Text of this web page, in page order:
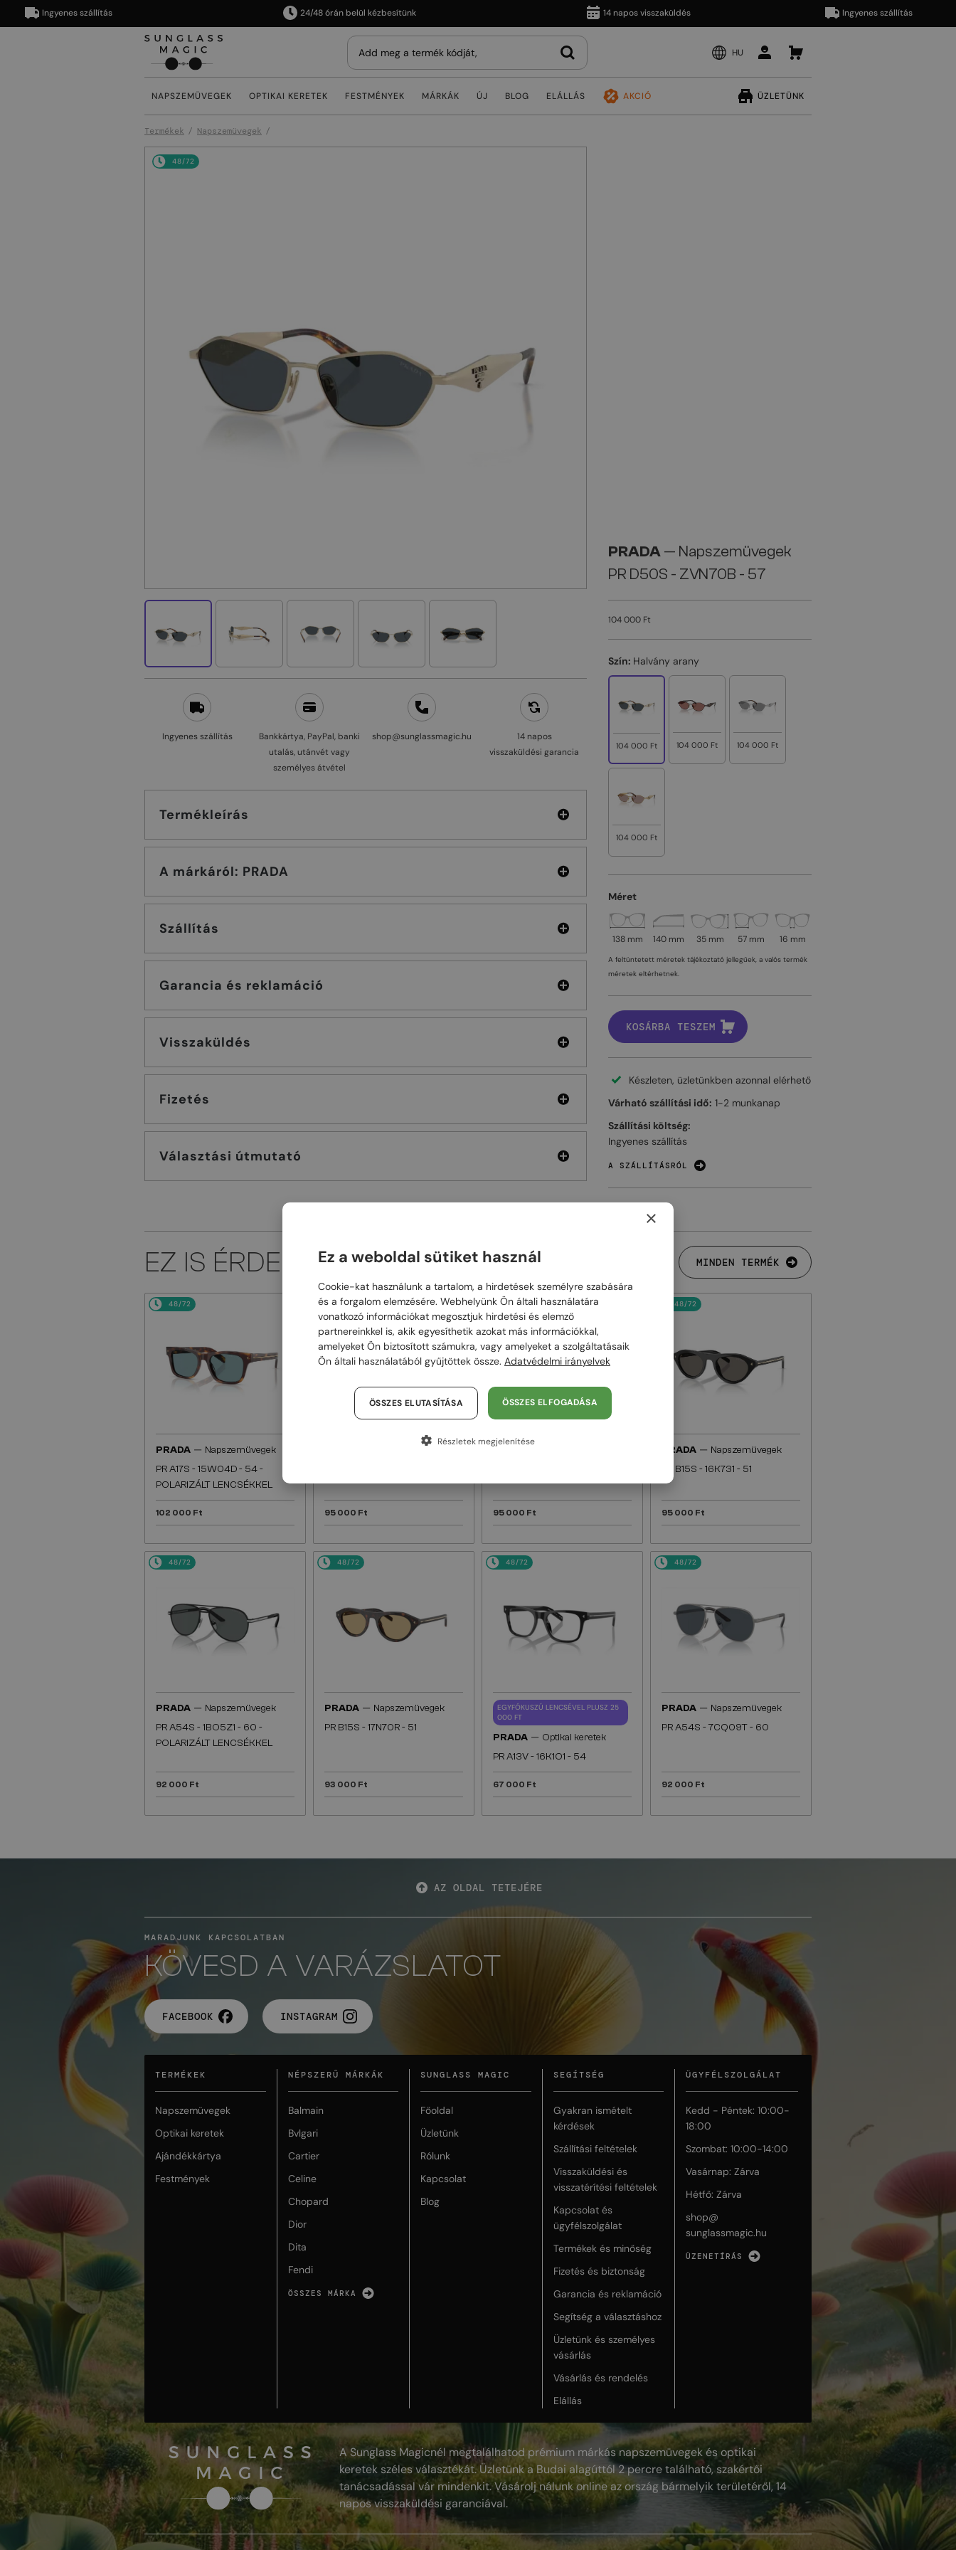
Ingyenes szállítás 24/48 órán belül kézbesítünk 14 napos visszaküldés Ingyenes szállítás
HU
NAPSZEMÜVEGEK OPTIKAI KERETEK FESTMÉNYEK MÁRKÁK ÚJ BLOG ELÁLLÁS AKCIÓ ÜZLETÜNK
Termékek Napszemüvegek
48/72
Ingyenes szállítás
Bankkártya, PayPal, banki
utalás, utánvét vagy
személyes átvétel
shop@sunglassmagic.hu
14 napos
visszaküldési garancia
Termékleírás
A márkáról: PRADA
Szállítás
Garancia és reklamáció
Visszaküldés
Fizetés
Választási útmutató
PRADA— Napszemüvegek
PR D50S - ZVN70B - 57
104 000 Ft
Szín: Halvány arany
104 000 Ft 104 000 Ft 104 000 Ft
104 000 Ft
Méret
138 mm 140 mm 35 mm 57 mm 16 mm
A feltüntetett méretek tájékoztató jellegűek, a valós termék
méretek eltérhetnek.
KOSÁRBA TESZEM
Készleten, üzletünkben azonnal elérhető
Várható szállítási idő: 1-2 munkanap
Szállítási költség:
Ingyenes szállítás
A SZÁLLÍTÁSRÓL
EZ IS ÉRDEKELHET MINDEN TERMÉK
48/72
PRADA — Napszemüvegek
PR A17S - 15W04D - 54 -
POLARIZÁLT LENCSÉKKEL
102 000 Ft
48/72
95 000 Ft
48/72
PRADA
95 000 Ft
48/72
PRADA — Napszemüvegek
PR B15S - 16K731 - 51
95 000 Ft
48/72
PRADA — Napszemüvegek
PR A54S - 1BO5Z1 - 60 -
POLARIZÁLT LENCSÉKKEL
92 000 Ft
48/72
PRADA — Napszemüvegek
PR B15S - 17N70R - 51
93 000 Ft
48/72
EGYFÓKUSZÚ LENCSÉVEL PLUSZ 25
000 FT
PRADA — Optikai keretek
PR A13V - 16K1O1 - 54
67 000 Ft
48/72
PRADA — Napszemüvegek
PR A54S - 7CQ09T - 60
92 000 Ft
AZ OLDAL TETEJÉRE
MARADJUNK KAPCSOLATBAN
KÖVESD A VARÁZSLATOT
FACEBOOK INSTAGRAM
TERMÉKEK
Napszemüvegek
Optikai keretek
Ajándékkártya
Festmények
NÉPSZERŰ MÁRKÁK
Balmain
Bvlgari
Cartier
Celine
Chopard
Dior
Dita
Fendi
ÖSSZES MÁRKA
SUNGLASS MAGIC
Főoldal
Üzletünk
Rólunk
Kapcsolat
Blog
SEGÍTSÉG
Gyakran ismételt
kérdések
Szállítási feltételek
Visszaküldési és
visszatérítési feltételek
Kapcsolat és
ügyfélszolgálat
Termékek és minőség
Fizetés és biztonság
Garancia és reklamáció
Segítség a választáshoz
Üzletünk és személyes
vásárlás
Vásárlás és rendelés
Elállás
ÜGYFÉLSZOLGÁLAT
Kedd - Péntek: 10:00-
18:00
Szombat: 10:00-14:00
Vasárnap: Zárva
Hétfő: Zárva
shop@
sunglassmagic.hu
ÜZENETÍRÁS
A Sunglass Magicnél megtalálhatod prémium márkás napszemüvegek és optikai
keretek széles választékát. Üzletünk a Budai alagúttól 2 percre található, szakértői
tanácsadással vár mindenkit. Vásárolj nálunk online az ország bármelyik területéről, 14
napos visszaküldési garanciával.
×
Ez a weboldal sütiket használ
Cookie-kat használunk a tartalom, a hirdetések személyre szabására
és a forgalom elemzésére. Webhelyünk Ön általi használatára
vonatkozó információkat megosztjuk hirdetési és elemző
partnereinkkel is, akik egyesíthetik azokat más információkkal,
amelyeket Ön biztosított számukra, vagy amelyeket a szolgáltatásaik
Ön általi használatából gyűjtöttek össze. Adatvédelmi irányelvek
ÖSSZES ELFOGADÁSA
ÖSSZES ELUTASÍTÁSA
Részletek megjelenítése